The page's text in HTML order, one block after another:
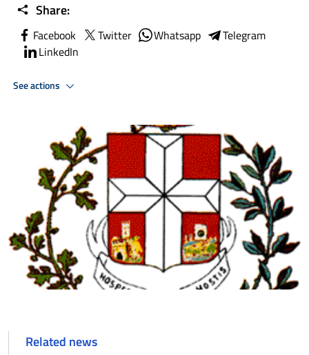
Share:
Facebook Twitter Whatsapp
Telegram
LinkedIn
See actions
Related news